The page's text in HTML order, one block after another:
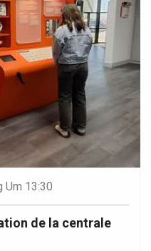
Um 13:30
de la centrale